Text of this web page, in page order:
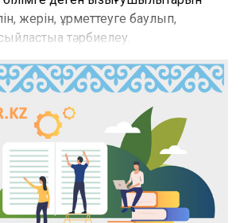
жерін, құрметтеуге баулып,
тәрбиелеу.